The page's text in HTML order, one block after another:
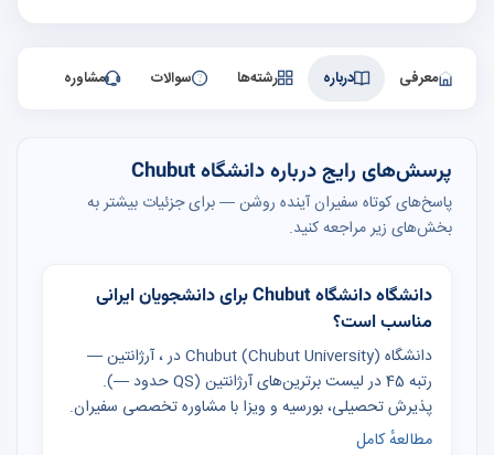
معرفی درباره رشته‌ها سوالات مشاوره
پرسش‌های رایج درباره دانشگاه Chubut
پاسخ‌های کوتاه سفیران آینده روشن — برای جزئیات بیشتر به
بخش‌های زیر مراجعه کنید.
دانشگاه دانشگاه Chubut برای دانشجویان ایرانی
مناسب است؟
دانشگاه Chubut (Chubut University) در ، آرژانتین —
رتبه 45 در لیست برترین‌های آرژانتین (QS حدود —).
پذیرش تحصیلی، بورسیه و ویزا با مشاوره تخصصی سفیران.
مطالعهٔ کامل